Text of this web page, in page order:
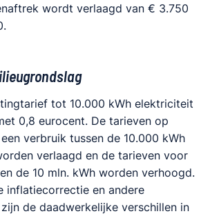
wordt verlaagd van € 3.750
tot 10.000 kWh elektriciteit
0,8 eurocent. De tarieven op
verbruik tussen de 10.000 kWh
verlaagd en de tarieven voor
de 10 mln. kWh worden verhoogd.
inflatiecorrectie en andere
de daadwerkelijke verschillen in